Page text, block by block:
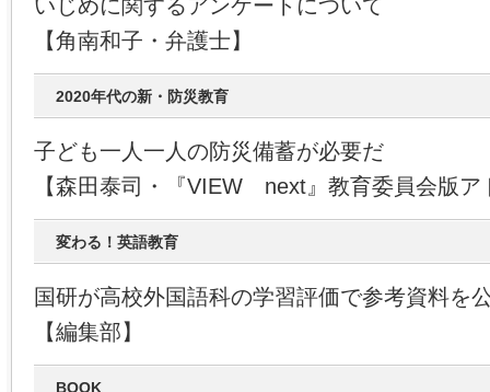
いじめに関するアンケートについて
【角南和子・弁護士】
2020年代の新・防災教育
子ども一人一人の防災備蓄が必要だ
【森田泰司・『VIEW next』教育委員会版ア
変わる！英語教育
国研が高校外国語科の学習評価で参考資料
【編集部】
BOOK